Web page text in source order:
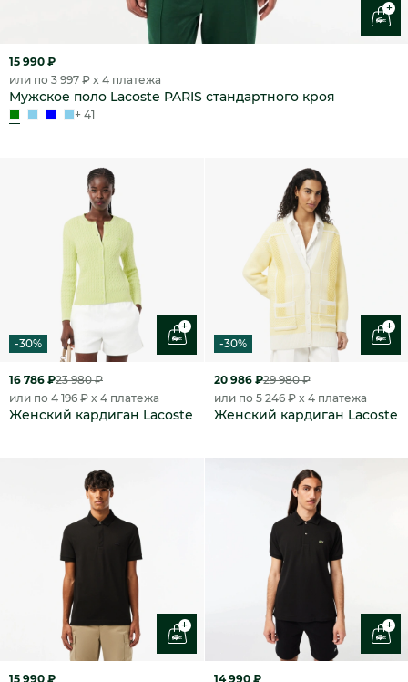
+
15 990 ₽
или по 3 997 ₽ x 4 платежа
Мужское поло Lacoste PARIS стандартного кроя
+ 41
-30%
+
16 786 ₽23 980 ₽
или по 4 196 ₽ x 4 платежа
Женский кардиган Lacoste
-30%
+
20 986 ₽29 980 ₽
или по 5 246 ₽ x 4 платежа
Женский кардиган Lacoste
+
15 990 ₽
+
14 990 ₽